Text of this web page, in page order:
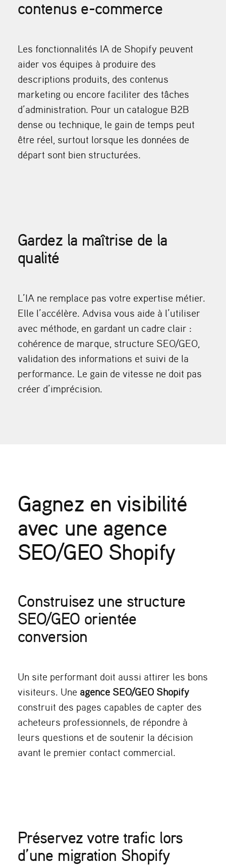
contenus e-commerce
Les fonctionnalités IA de Shopify peuvent
aider vos équipes à produire des
descriptions produits, des contenus
marketing ou encore faciliter des tâches
d’administration. Pour un catalogue B2B
dense ou technique, le gain de temps peut
être réel, surtout lorsque les données de
départ sont bien structurées.
Gardez la maîtrise de la
qualité
L’IA ne remplace pas votre expertise métier.
Elle l’accélère. Advisa vous aide à l’utiliser
avec méthode, en gardant un cadre clair :
cohérence de marque, structure SEO/GEO,
validation des informations et suivi de la
performance. Le gain de vitesse ne doit pas
créer d’imprécision.
Gagnez en visibilité
avec une agence
SEO/GEO Shopify
Construisez une structure
SEO/GEO orientée
conversion
Un site performant doit aussi attirer les bons
visiteurs. Une agence SEO/GEO Shopify
construit des pages capables de capter des
acheteurs professionnels, de répondre à
leurs questions et de soutenir la décision
avant le premier contact commercial.
Préservez votre trafic lors
d’une migration Shopify